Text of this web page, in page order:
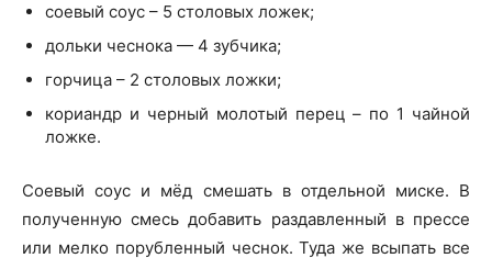
соевый соус – 5 столовых ложек;
дольки чеснока — 4 зубчика;
горчица – 2 столовых ложки;
кориандр и черный молотый перец – по 1 чайной
ложке.
Соевый соус и мёд смешать в отдельной миске. В
полученную смесь добавить раздавленный в прессе
или мелко порубленный чеснок. Туда же всыпать все